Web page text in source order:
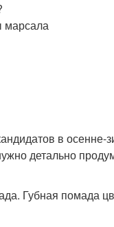
марсала
в осенне-
детально